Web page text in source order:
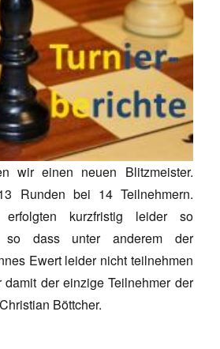
wir einen neuen Blitzmeister.
Runden bei 14 Teilnehmern.
erfolgten kurzfristig leider so
so dass unter anderem der
Ewert leider nicht teilnehmen
damit der einzige Teilnehmer der
Böttcher.